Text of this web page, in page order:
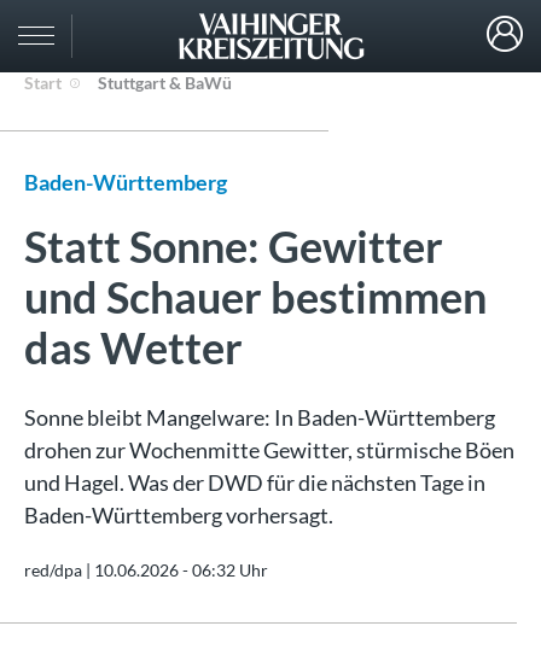
Start Stuttgart & BaWü
Baden-Württemberg
Statt Sonne: Gewitter
und Schauer bestimmen
das Wetter
Sonne bleibt Mangelware: In Baden-Württemberg
drohen zur Wochenmitte Gewitter, stürmische Böen
und Hagel. Was der DWD für die nächsten Tage in
Baden-Württemberg vorhersagt.
red/dpa | 10.06.2026 - 06:32 Uhr